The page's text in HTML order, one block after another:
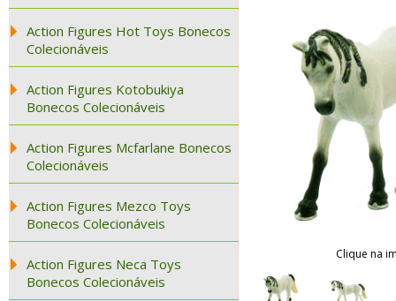
Action Figures Hot Toys Bonecos
Colecionáveis
Action Figures Kotobukiya
Bonecos Colecionáveis
Action Figures Mcfarlane Bonecos
Colecionáveis
Action Figures Mezco Toys
Bonecos Colecionáveis
Action Figures Neca Toys
Bonecos Colecionáveis
Clique na